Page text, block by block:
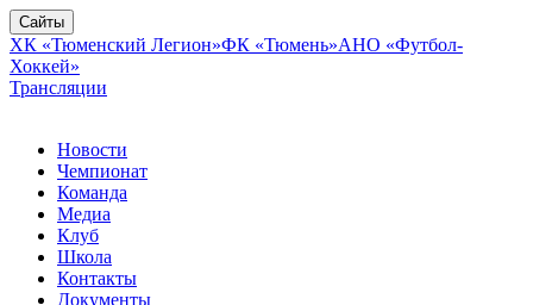
Сайты
ХК «Тюменский Легион»ФК «Тюмень»АНО «Футбол-
Хоккей»
Трансляции
Новости
Чемпионат
Команда
Медиа
Клуб
Школа
Контакты
Документы